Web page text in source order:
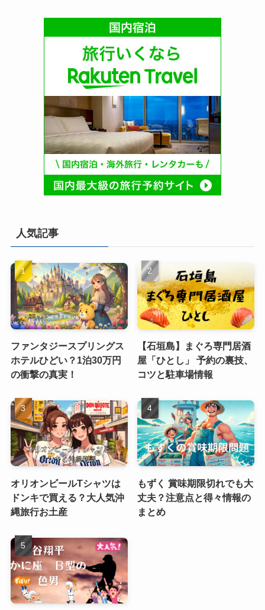
人気記事
ファンタジースプリングス
ホテルひどい？1泊30万円
の衝撃の真実！
【石垣島】まぐろ専門居酒
屋「ひとし」 予約の裏技、
コツと駐車場情報
オリオンビールTシャツは
ドンキで買える？大人気沖
縄旅行お土産
もずく 賞味期限切れでも大
丈夫？注意点と得々情報の
まとめ